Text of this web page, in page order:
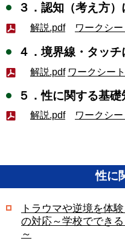
３．認知（考え方
解説.pdf ワークシ
４．境界線・タッ
解説.pdf ワークシー
５．性に関する基
解説.pdf ワークシ
性に
トラウマや逆境を体
の対応～学校ででき
～